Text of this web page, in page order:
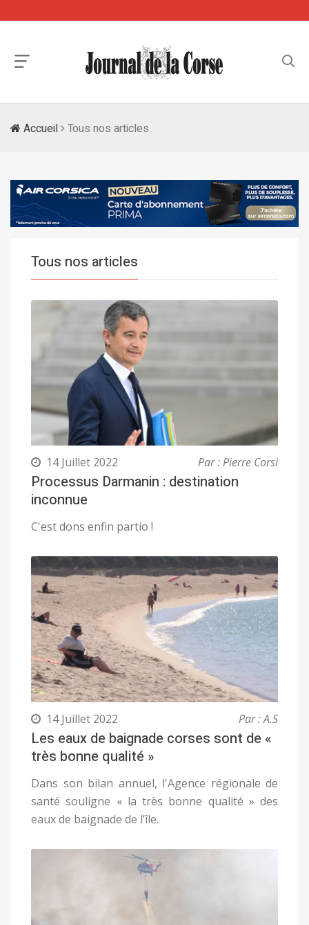
Accueil Tous nos articles
Tous nos articles
14 Juillet 2022 Par : Pierre Corsi
Processus Darmanin : destination
inconnue
C'est dons enfin partio !
14 Juillet 2022 Par : A.S
Les eaux de baignade corses sont de «
très bonne qualité »
Dans son bilan annuel, l'Agence régionale de
santé souligne « la très bonne qualité » des
eaux de baignade de l’île.